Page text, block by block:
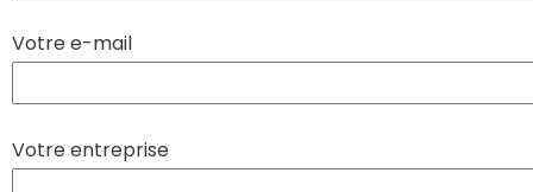
Votre e-mail
Votre entreprise